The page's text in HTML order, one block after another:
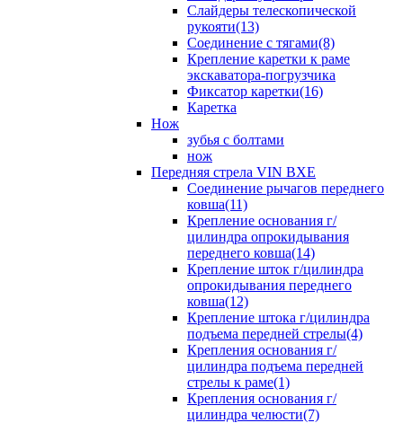
Слайдеры телескопической
рукояти(13)
Соединение с тягами(8)
Крепление каретки к раме
экскаватора-погрузчика
Фиксатор каретки(16)
Каретка
Нож
зубья с болтами
нож
Передняя стрела VIN BXE
Cоединение рычагов переднего
ковша(11)
Крепление основания г/
цилиндра опрокидывания
переднего ковша(14)
Крепление шток г/цилиндра
опрокидывания переднего
ковша(12)
Крепление штока г/цилиндра
подъема передней стрелы(4)
Крепления основания г/
цилиндра подъема передней
стрелы к раме(1)
Крепления основания г/
цилиндра челюсти(7)